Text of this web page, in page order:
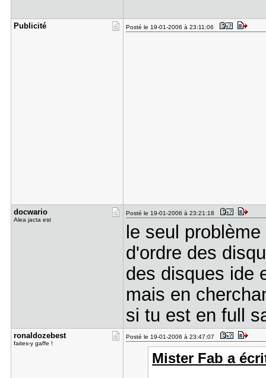
Publicité Posté le 19-01-2006 à 23:11:06
docwario
Alea jacta est
Posté le 19-01-2006 à 23:21:18
le seul
d'ordre des
des disques ide
mais en
si tu est en full
ronaldozeb​est
faites-y gaffe !
Posté le 19-01-2006 à 23:47:07
Mister Fab a